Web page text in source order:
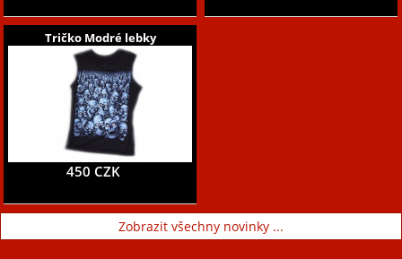
Tričko Modré lebky
450 CZK
Zobrazit všechny novinky ...